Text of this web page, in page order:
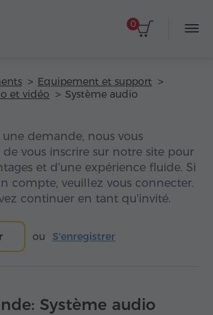
0
Equipement et support
et vidéo
Système audio
demande, nous vous
vous inscrire sur notre site pour
et d'une expérience fluide. Si
compte, veuillez vous connecter.
continuer en tant qu'invité.
ou S'enregistrer
Système audio